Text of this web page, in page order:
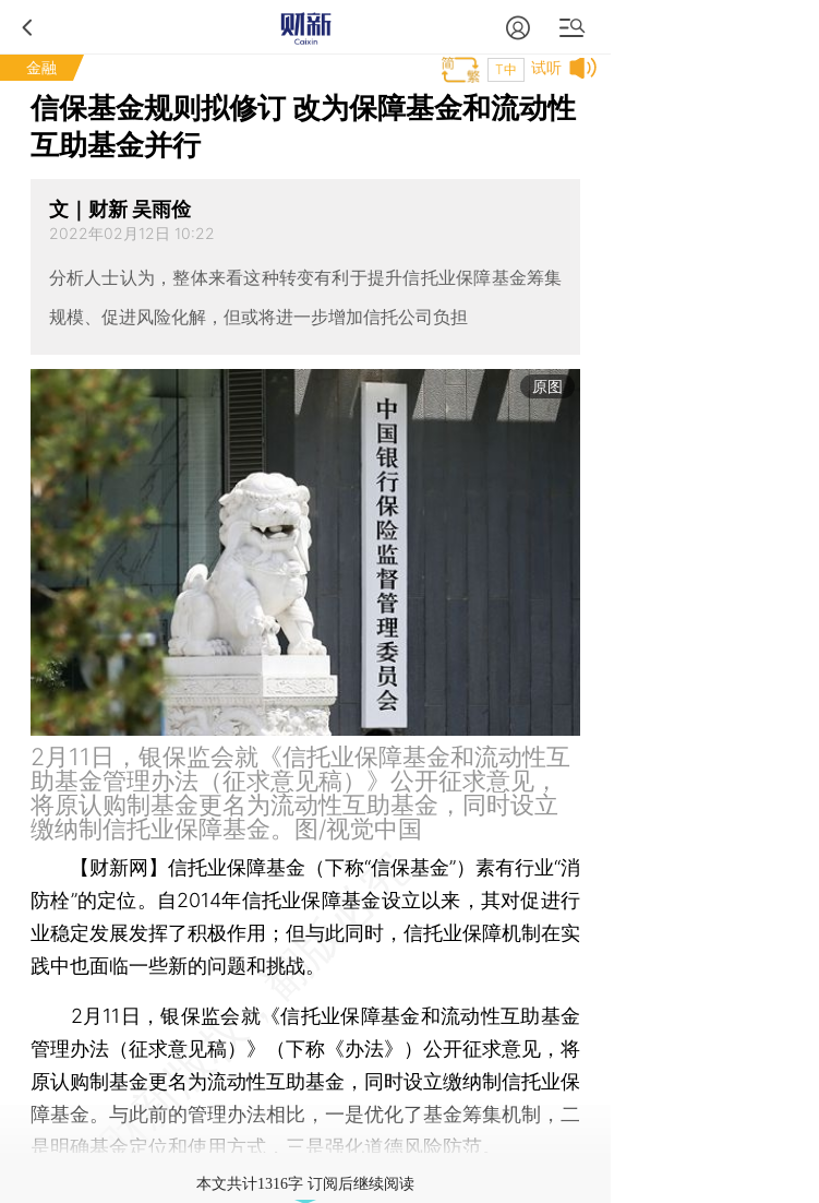
金融 试听
T中
信保基金规则拟修订 改为保障基金和流动性
互助基金并行
文｜财新 吴雨俭
2022年02月12日 10:22
分析人士认为，整体来看这种转变有利于提升信托业保障基金筹集
规模、促进风险化解，但或将进一步增加信托公司负担
原图
2月11日，银保监会就《信托业保障基金和流动性互
助基金管理办法（征求意见稿）》公开征求意见，
将原认购制基金更名为流动性互助基金，同时设立
缴纳制信托业保障基金。图/视觉中国
【财新网】 信托业保障基金（下称“信保基金”）素有行业“消
防栓”的定位。自2014年信托业保障基金设立以来，其对促进行
业稳定发展发挥了积极作用；但与此同时，信托业保障机制在实
践中也面临一些新的问题和挑战。
2月11日，银保监会就《信托业保障基金和流动性互助基金
管理办法（征求意见稿）》（下称《办法》）公开征求意见，将
原认购制基金更名为流动性互助基金，同时设立缴纳制信托业保
障基金。与此前的管理办法相比，一是优化了基金筹集机制，二
是明确基金定位和使用方式，三是强化道德风险防范。
本文共计1316字 订阅后继续阅读